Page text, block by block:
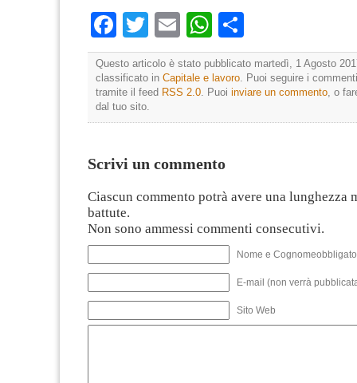
Facebook
TwitterEmailWhatsApp
Questo articolo è stato pubblicato martedì, 1 Agosto
classificato in Capitale e lavoro. Puoi seguire i
tramite il feed RSS 2.0. Puoi inviare un commento, o
dal tuo sito.
Scrivi un commento
Ciascun commento potrà avere una lunghezza
battute.
Non sono ammessi commenti consecutivi.
Nome e
E-mail (non verrà
Sito Web